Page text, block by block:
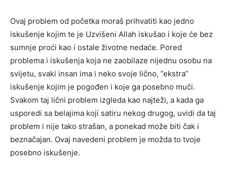
Ovaj problem od početka moraš prihvatiti kao jedno
iskušenje kojim te je Uzvišeni Allah iskušao i koje će bez
sumnje proći kao i ostale životne nedaće. Pored
problema i iskušenja koja ne zaobilaze nijednu osobu na
svijetu, svaki insan ima i neko svoje lično, ”ekstra”
iskušenje kojim je pogođen i koje ga posebno muči.
Svakom taj lični problem izgleda kao najteži, a kada ga
usporedi sa belajima koji satiru nekog drugog, uvidi da taj
problem i nije tako strašan, a ponekad može biti čak i
beznačajan. Ovaj navedeni problem je možda to tvoje
posebno iskušenje.